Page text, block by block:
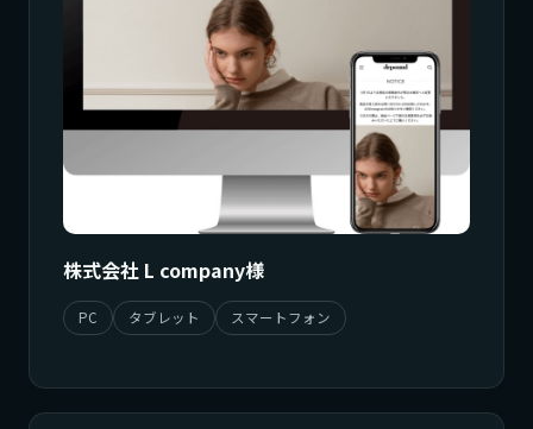
株式会社 L company様
PC タブレット スマートフォン